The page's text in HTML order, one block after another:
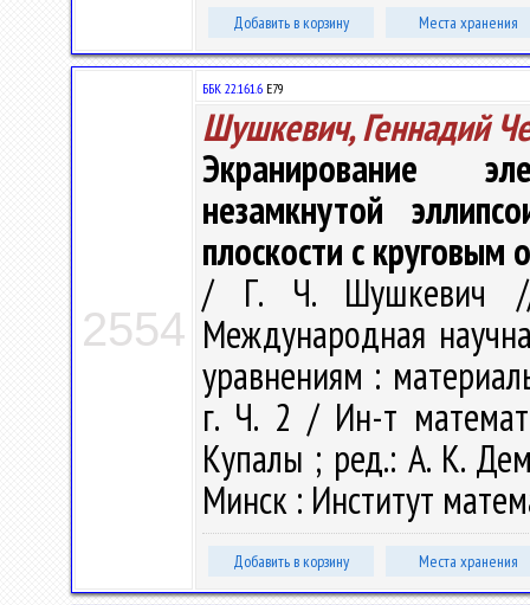
Добавить в корзину Места хранения
2554
ББК 22.161.6 Е79
Шушкевич, Геннадий
Экранирование
незамкнутой
плоскости с круговым
/ Г. Ч. Шушкевич //
Международная
уравнениям :
г. Ч. 2 / Ин-т
Купалы ; ред.: А. К.
Минск : Институт
Добавить в корзину Места хранения